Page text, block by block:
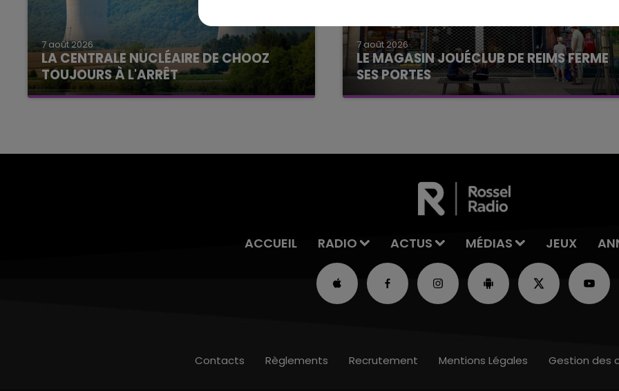
7 août 2026
LA CENTRALE NUCLÉAIRE DE CHOOZ
TOUJOURS À L'ARRÊT
Cela fait déjà une semaine que la centrale
7 août 2026
LE MAGASIN JOUÉCLUB DE REIMS FERME
SES PORTES
C'était l'une des institutions du centre-ville
10h00 - 14h00
LE TICKET DE CAISSE La Radio Pop
ACCUEIL RADIO ACTUS MÉDIAS JEUX
Contacts Règlements Recrutement Mentions Légales Gestion des